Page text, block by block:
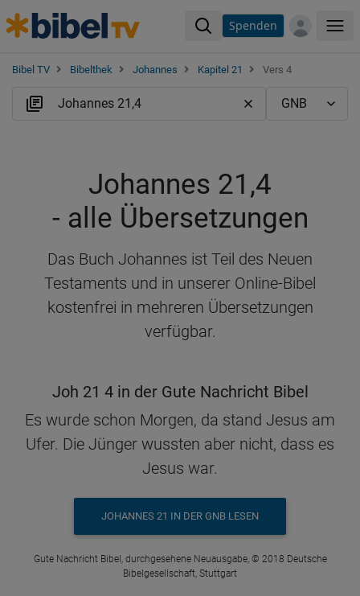
Spenden
Bibel TV Bibelthek Johannes Kapitel 21 Vers 4
Johannes 21,4
- alle Übersetzungen
Das Buch Johannes ist Teil des Neuen
Testaments und in unserer Online-Bibel
kostenfrei in mehreren Übersetzungen
verfügbar.
Joh 21 4 in der Gute Nachricht Bibel
Es wurde schon Morgen, da stand Jesus am
Ufer. Die Jünger wussten aber nicht, dass es
Jesus war.
JOHANNES 21 IN DER GNB LESEN
Gute Nachricht Bibel, durchgesehene Neuausgabe, © 2018 Deutsche
Bibelgesellschaft, Stuttgart